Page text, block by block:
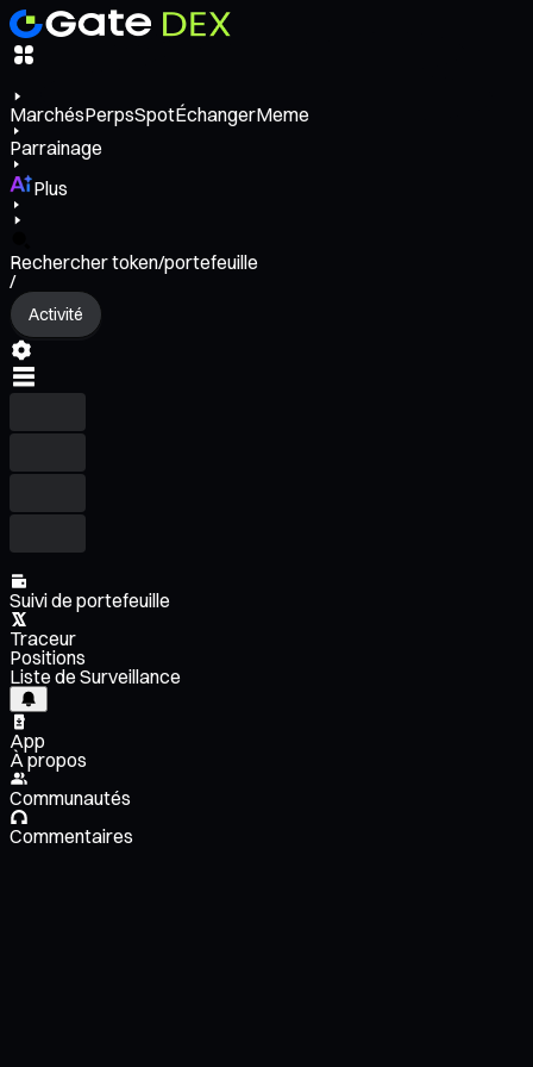
MarchésPerpsSpotÉchangerMeme
Parrainage
Plus
Rechercher token/portefeuille
/
Activité
Suivi de portefeuille
Traceur
Positions
Liste de Surveillance
App
À propos
Communautés
Commentaires